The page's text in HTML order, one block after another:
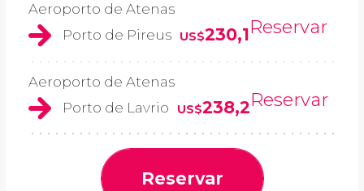
Aeroporto de Atenas
Porto de Pireus
US$230,1Reservar
Aeroporto de Atenas
Porto de Lavrio
US$238,2Reservar
Reservar